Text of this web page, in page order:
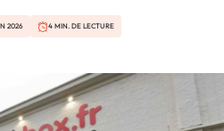
2026 4 MIN. DE LECTURE